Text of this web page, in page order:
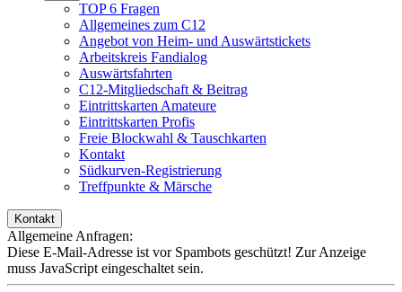
TOP 6 Fragen
Allgemeines zum C12
Angebot von Heim- und Auswärtstickets
Arbeitskreis Fandialog
Auswärtsfahrten
C12-Mitgliedschaft & Beitrag
Eintrittskarten Amateure
Eintrittskarten Profis
Freie Blockwahl & Tauschkarten
Kontakt
Südkurven-Registrierung
Treffpunkte & Märsche
Kontakt
Allgemeine Anfragen:
Diese E-Mail-Adresse ist vor Spambots geschützt! Zur Anzeige
muss JavaScript eingeschaltet sein.